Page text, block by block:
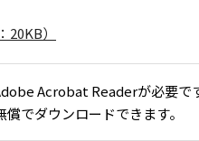
）
Acrobat Readerが必要で
でダウンロードできます。